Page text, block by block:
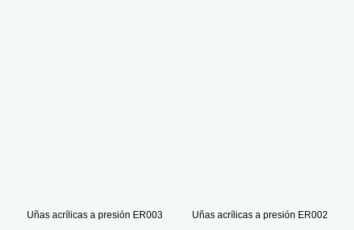
Uñas acrílicas a presión ER003 Uñas acrílicas a presión ER002